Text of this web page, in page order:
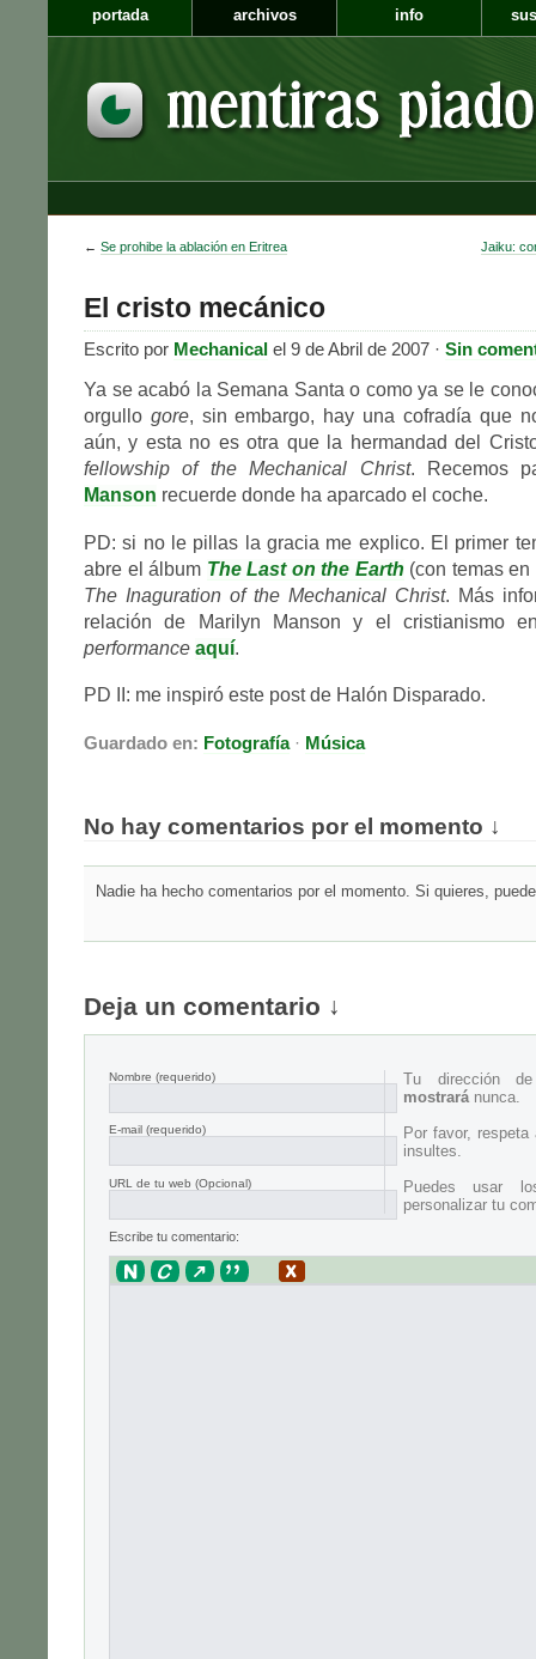
portada archivos info
← Se prohibe la ablación en Eritrea Jaiku:
El cristo mecánico
Escrito por Mechanical el 9 de Abril de 2007 · Sin
Ya se acabó la Semana Santa o como ya se le
orgullo gore, sin embargo, hay una cofradía que
aún, y esta no es otra que la hermandad del
fellowship of the Mechanical Christ. Recemos
Manson recuerde donde ha aparcado el coche.
PD: si no le pillas la gracia me explico. El primer
abre el álbum The Last on the Earth (con temas
The Inaguration of the Mechanical Christ. Más
relación de Marilyn Manson y el cristianismo
performance aquí.
PD II: me inspiró este post de Halón Disparado.
Guardado en: Fotografía· Música
No hay comentarios por el momento ↓
Nadie ha hecho comentarios por el momento. Si quieres,
Deja un comentario ↓
Nombre (requerido)
E-mail (requerido)
URL de tu web (Opcional)
Tu dirección
mostrará nunca.
Por favor,
insultes.
Puedes usar
personalizar tu
Escribe tu comentario: